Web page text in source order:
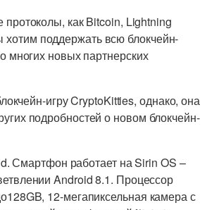
как Bitcoin, Lightning
поддержать всю блокчейн-
многих новых партнерских
игру CryptoKitties, однако, она
подробностей о новом блокчейн-
Смартфон работает на Sirin OS –
Android 8.1. Процессор
12-мегапиксельная камера с